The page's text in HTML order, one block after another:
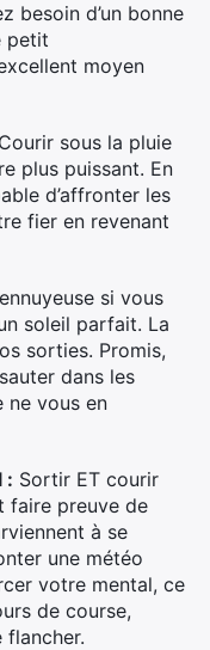
besoin d’un bonne
petit
moyen
Courir sous la pluie
plus puissant. En
d’affronter les
fier en revenant
si vous
soleil parfait. La
sorties. Promis,
dans les
ne vous en
: Sortir ET courir
faire preuve de
à se
une météo
votre mental, ce
de course,
flancher.